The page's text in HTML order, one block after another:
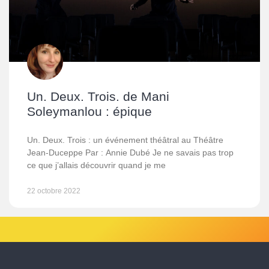
Un. Deux. Trois. de Mani
Soleymanlou : épique
Un. Deux. Trois : un événement théâtral au Théâtre
Jean-Duceppe Par : Annie Dubé Je ne savais pas trop
ce que j’allais découvrir quand je me
22 octobre 2022